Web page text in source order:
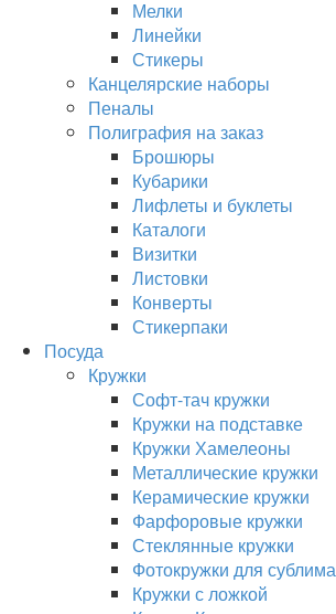
Мелки
Линейки
Стикеры
Канцелярские наборы
Пеналы
Полиграфия на заказ
Брошюры
Кубарики
Лифлеты и буклеты
Каталоги
Визитки
Листовки
Конверты
Стикерпаки
Посуда
Кружки
Софт-тач кружки
Кружки на подставке
Кружки Хамелеоны
Металлические кружки
Керамические кружки
Фарфоровые кружки
Стеклянные кружки
Фотокружки для
Кружки с ложкой